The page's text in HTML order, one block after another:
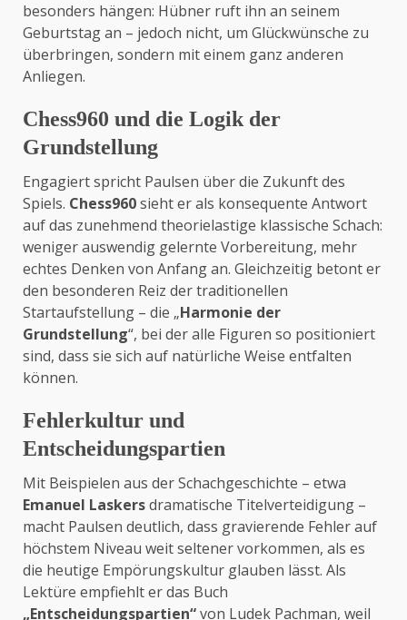
besonders hängen: Hübner ruft ihn an seinem
Geburtstag an – jedoch nicht, um Glückwünsche zu
überbringen, sondern mit einem ganz anderen
Anliegen.
Chess960 und die Logik der
Grundstellung
Engagiert spricht Paulsen über die Zukunft des
Spiels. Chess960sieht er als konsequente Antwort
auf das zunehmend theorielastige klassische Schach:
weniger auswendig gelernte Vorbereitung, mehr
echtes Denken von Anfang an. Gleichzeitig betont er
den besonderen Reiz der traditionellen
Startaufstellung – die „Harmonie der
Grundstellung“, bei der alle Figuren so positioniert
sind, dass sie sich auf natürliche Weise entfalten
können.
Fehlerkultur und
Entscheidungspartien
Mit Beispielen aus der Schachgeschichte – etwa
Emanuel Laskersdramatische Titelverteidigung –
macht Paulsen deutlich, dass gravierende Fehler auf
höchstem Niveau weit seltener vorkommen, als es
die heutige Empörungskultur glauben lässt. Als
Lektüre empfiehlt er das Buch
„Entscheidungspartien“von Ludek Pachman, weil